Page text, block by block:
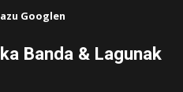
Googlen
Banda & Lagunak